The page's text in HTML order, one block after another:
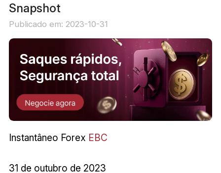
Snapshot
Publicado em: 2023-10-31
Instantâneo Forex EBC
31 de outubro de 2023